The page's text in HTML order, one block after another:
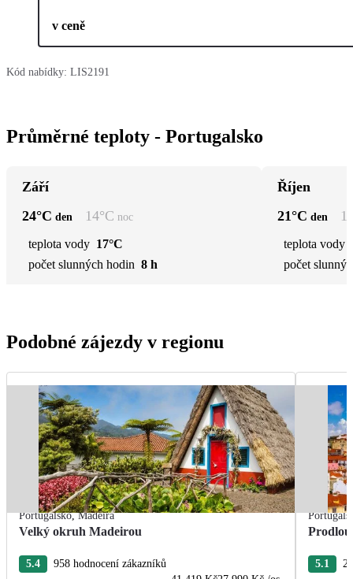
v ceně
Kód nabídky: LIS2191
Průměrné teploty - Portugalsko
Září
24°C den 14°C noc
teplota vody 17°C
počet slunných hodin 8 h
Říjen
21°C den 11
teplota vody
počet
Podobné zájezdy v regionu
Portugalsko,Madeira
Velký okruh Madeirou
5.4
958 hodnocení zákazníků
5.1